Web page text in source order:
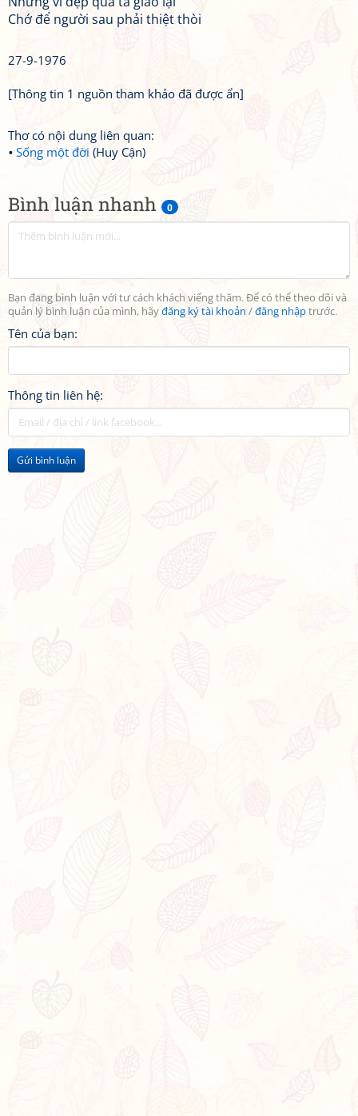
Bình luận nhanh 0
Bạn đang bình luận với tư cách khách viếng thăm. Để có thể theo dõi và
quản lý bình luận của mình, hãyđăng ký tài khoản /đăng nhậptrước.
Tên của bạn:
Thông tin liên hệ:
Gửi bình luận
Chớ để người sau phải thiệt thòi
27-9-1976
[Thông tin 1 nguồn tham khảo đã được ẩn]
Thơ có nội dung liên quan:
Sống một đời (Huy Cận)